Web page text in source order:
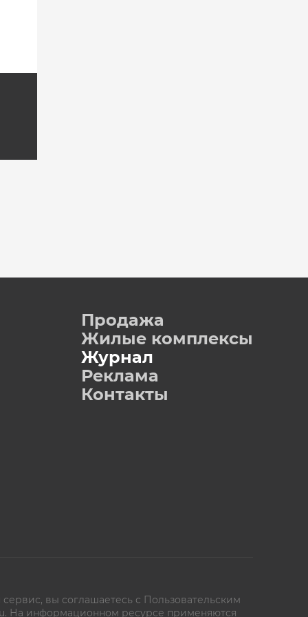
Продажа
Жилые комплексы
Журнал
Реклама
Контакты
вы соглашаетесь с Пользовательским
На информационном ресурсе применяются